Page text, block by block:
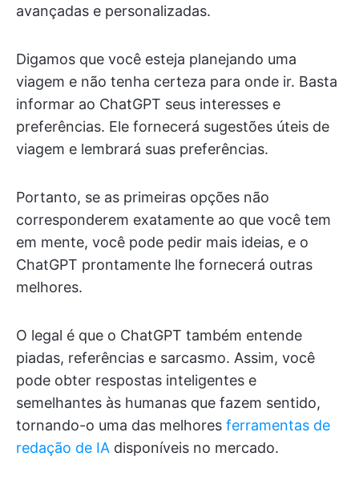
avançadas e personalizadas.
Digamos que você esteja planejando uma
viagem e não tenha certeza para onde ir. Basta
informar ao ChatGPT seus interesses e
preferências. Ele fornecerá sugestões úteis de
viagem e lembrará suas preferências.
Portanto, se as primeiras opções não
corresponderem exatamente ao que você tem
em mente, você pode pedir mais ideias, e o
ChatGPT prontamente lhe fornecerá outras
melhores.
O legal é que o ChatGPT também entende
piadas, referências e sarcasmo. Assim, você
pode obter respostas inteligentes e
semelhantes às humanas que fazem sentido,
tornando-o uma das melhores ferramentas de
redação de IA disponíveis no mercado.